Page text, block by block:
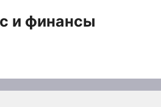
и финансы